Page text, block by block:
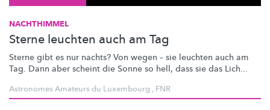
NACHTHIMMEL
Sterne leuchten auch am Tag
Sterne gibt es nur nachts? Von wegen – sie leuchten auch am
Tag. Dann aber scheint die Sonne so hell, dass sie das Lich...
Astronomes Amateurs du Luxembourg , FNR